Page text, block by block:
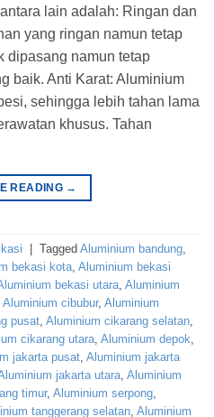
lain adalah: Ringan dan
yang ringan namun tetap
dipasang namun tetap
baik. Anti Karat: Aluminium
sehingga lebih tahan lama
khusus. Tahan
READING →
Tagged Aluminium bandung,
bekasi kota, Aluminium bekasi
bekasi utara, Aluminium
Aluminium cibubur, Aluminium
pusat, Aluminium cikarang selatan,
cikarang utara, Aluminium depok,
jakarta pusat, Aluminium jakarta
jakarta utara, Aluminium
timur, Aluminium serpong,
tanggerang selatan, Aluminium